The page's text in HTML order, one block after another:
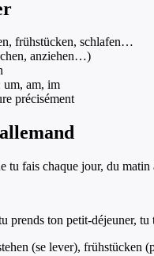
frühstücken, schlafen…
anziehen…)
um, am, im
précisément
tu fais chaque jour, du
prends ton petit-déjeuner,
(se lever), frühstücken